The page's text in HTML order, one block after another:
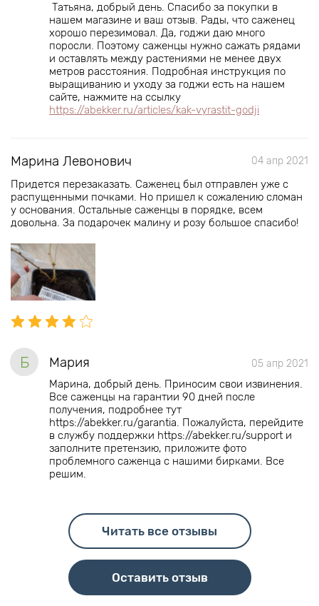
Татьяна, добрый день. Спасибо за покупки в
нашем магазине и ваш отзыв. Рады, что саженец
хорошо перезимовал. Да, годжи даю много
поросли. Поэтому саженцы нужно сажать рядами
и оставлять между растениями не менее двух
метров расстояния. Подробная инструкция по
выращиванию и уходу за годжи есть на нашем
сайте, нажмите на ссылку
https://abekker.ru/articles/kak-vyrastit-godji
Марина Левонович 04 апр 2021
Придется перезаказать. Саженец был отправлен уже с
распущенными почками. Но пришел к сожалению сломан
у основания. Остальные саженцы в порядке, всем
довольна. За подарочек малину и розу большое спасибо!
Б Мария 05 апр 2021
Марина, добрый день. Приносим свои извинения.
Все саженцы на гарантии 90 дней после
получения, подробнее тут
https://abekker.ru/garantia. Пожалуйста, перейдите
в службу поддержки https://abekker.ru/support и
заполните претензию, приложите фото
проблемного саженца с нашими бирками. Все
решим.
Читать все отзывы
Оставить отзыв